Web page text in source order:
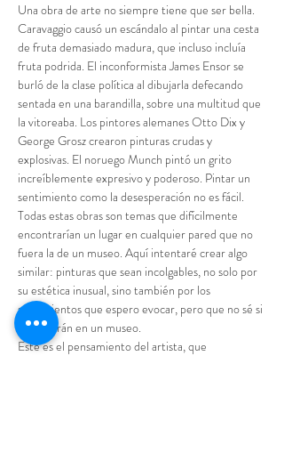
Una obra de arte no siempre tiene que ser bella.
Caravaggio causó un escándalo al pintar una cesta
de fruta demasiado madura, que incluso incluía
fruta podrida. El inconformista James Ensor se
burló de la clase política al dibujarla defecando
sentada en una barandilla, sobre una multitud que
la vitoreaba. Los pintores alemanes Otto Dix y
George Grosz crearon pinturas crudas y
explosivas. El noruego Munch pintó un grito
increíblemente expresivo y poderoso. Pintar un
sentimiento como la desesperación no es fácil.
Todas estas obras son temas que difícilmente
encontrarían un lugar en cualquier pared que no
fuera la de un museo. Aquí intentaré crear algo
similar: pinturas que sean incolgables, no solo por
su estética inusual, sino también por los
sentimientos que espero evocar, pero que no sé si
terminarán en un museo.
Este es el pensamiento del artista, que